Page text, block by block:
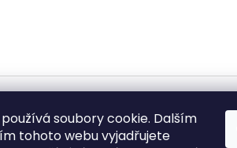
soubory cookie. Dalším
tohoto webu vyjadřujete